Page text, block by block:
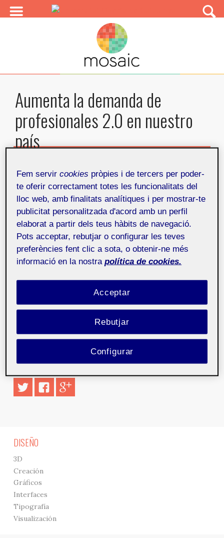
Aumenta la demanda de
profesionales 2.0 en nuestro
país
Publicado en
17 de juny de 2010
Artículos relacionados Compartir
La revolución 2.0 continua en marcha, y más aún en el
mercado laboral. Cada día, surgen nuevas ofertas de
trabajo relacionadas con las redes sociales que las
existe una escasa oferta de profesionales
especializados en este ámbito.
Ver notícia en Equipos&Talento
Comparte este artículo
DISEÑO
3D
Creación
Gráficos
Interfaces
Tipografía
Visualización
Fem servircookies pròpies i de tercers per poder-
te oferir correctament totes les funcionalitats del
lloc web, amb finalitats analítiques i per mostrar-te
publicitat personalitzada d'acord amb un perfil
elaborat a partir dels teus hàbits de navegació.
Pots acceptar, rebutjar o configurar les teves
preferències fent clic a sota, o obtenir-ne més
informació en la nostra política de cookies.
Rebutjar
Acceptar
Configurar